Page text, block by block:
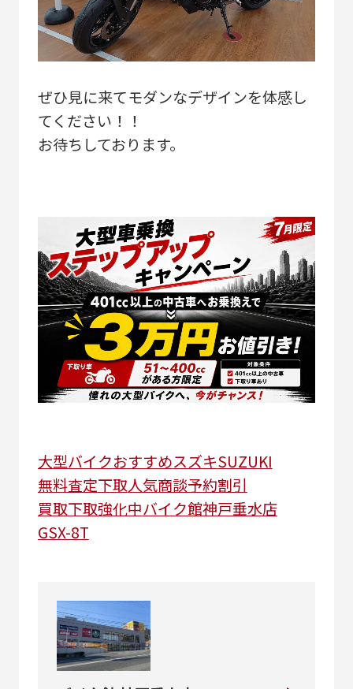
ぜひ見に来てモダンなデザインを体感し
てください！！
お待ちしております。
大型バイクおすすめスズキSUZUKI
無料査定下取人気商談予約割引
買取下取強化中バイク館神戸垂水店
GSX-8T